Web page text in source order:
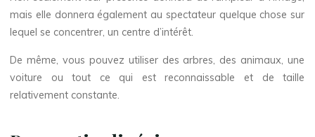
mais elle donnera également au spectateur quelque chose sur
lequel se concentrer, un centre d’intérêt.
De même, vous pouvez utiliser des arbres, des animaux, une
voiture ou tout ce qui est reconnaissable et de taille
relativement constante.